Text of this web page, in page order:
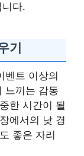
다.
기
벤트 이상의
느끼는 감동
한 시간이 될
에서의 낮 경
좋은 자리